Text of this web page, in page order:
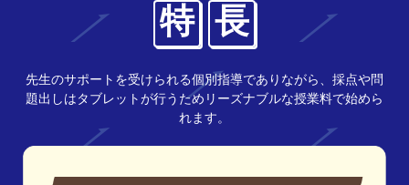
特 長
先生のサポートを受けられる個別指導でありながら、採点や問
題出しはタブレットが行うためリーズナブルな授業料で始めら
れます。